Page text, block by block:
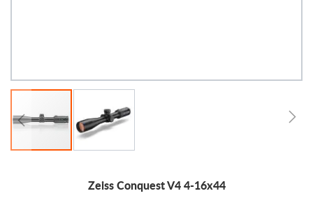
Zeiss Conquest V4 4-16x44